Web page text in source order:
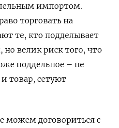
импортом.
торговать на
те, кто подделывает
велик риск того, что
поддельное – не
товар, сетуют
можем договориться с